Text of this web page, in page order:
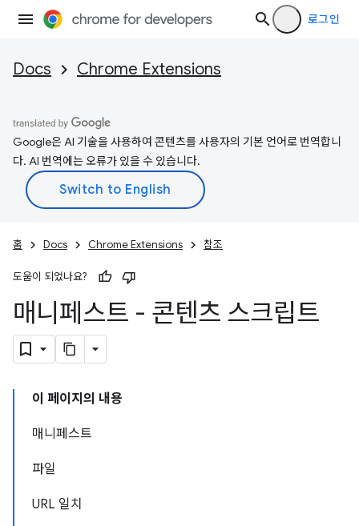
로그인
Docs Chrome Extensions
Google은 AI 기술을 사용하여 콘텐츠를 사용자의 기본 언어로 번역합니
다. AI 번역에는 오류가 있을 수 있습니다.
홈 Docs Chrome Extensions 참조
도움이 되었나요?
매니페스트 - 콘텐츠 스크립트
이 페이지의 내용
매니페스트
파일
URL 일치